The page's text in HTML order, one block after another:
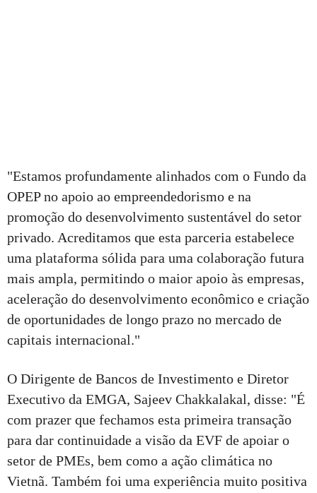
"Estamos profundamente alinhados com o Fundo da
OPEP no apoio ao empreendedorismo e na
promoção do desenvolvimento sustentável do setor
privado. Acreditamos que esta parceria estabelece
uma plataforma sólida para uma colaboração futura
mais ampla, permitindo o maior apoio às empresas,
aceleração do desenvolvimento econômico e criação
de oportunidades de longo prazo no mercado de
capitais internacional."
O Dirigente de Bancos de Investimento e Diretor
Executivo da EMGA, Sajeev Chakkalakal, disse: "É
com prazer que fechamos esta primeira transação
para dar continuidade a visão da EVF de apoiar o
setor de PMEs, bem como a ação climática no
Vietnã. Também foi uma experiência muito positiva